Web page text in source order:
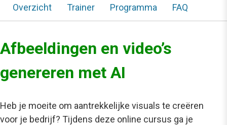
Overzicht Trainer Programma FAQ
Afbeeldingen en video’s
genereren met AI
Heb je moeite om aantrekkelijke visuals te creëren
voor je bedrijf? Tijdens deze online cursus ga je